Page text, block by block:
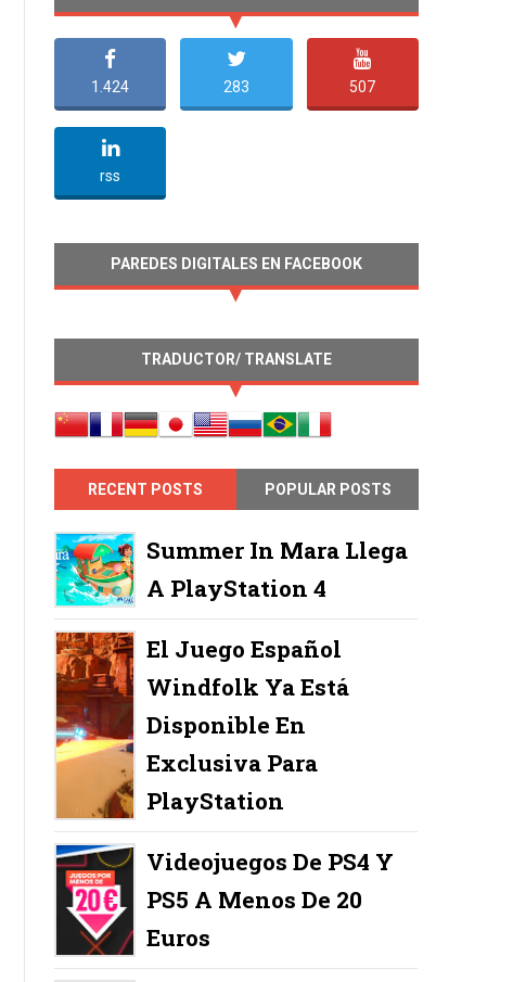
1.424 283 507
rss
PAREDES DIGITALES EN FACEBOOK
TRADUCTOR/ TRANSLATE
RECENT POSTS POPULAR POSTS
Summer In Mara Llega
A PlayStation 4
El Juego Español
Windfolk Ya Está
Disponible En
Exclusiva Para
PlayStation
Videojuegos De PS4 Y
PS5 A Menos De 20
Euros